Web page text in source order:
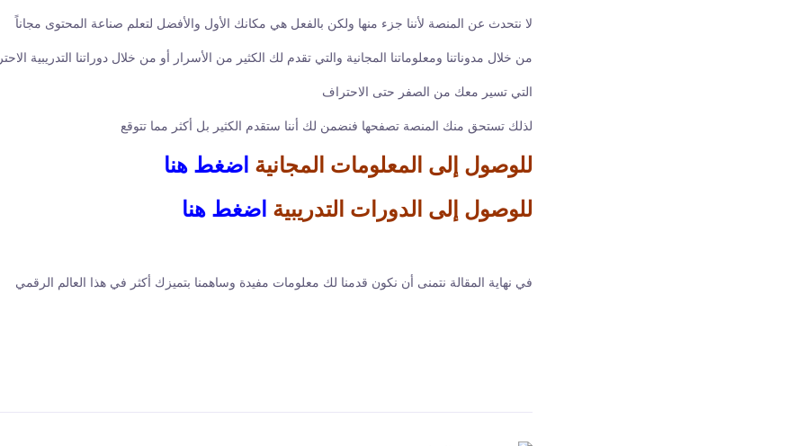
لا نتحدث عن المنصة لأننا جزء منها ولكن بالفعل هي مكانك الأول والأفضل لتعلم صناعة المحتوى مجاناً
من خلال مدوناتنا ومعلوماتنا المجانية والتي تقدم لك الكثير من الأسرار أو من خلال دوراتنا التدريبية
التي تسير معك من الصفر حتى الاحتراف
لذلك تستحق منك المنصة تصفحها فنضمن لك أننا ستقدم الكثير بل أكثر مما تتوقع
للوصول إلى المعلومات المجانية اضغط هنا
للوصول إلى الدورات التدريبية اضغط هنا
في نهاية المقالة نتمنى أن نكون قدمنا لك معلومات مفيدة وساهمنا بتميزك أكثر في هذا العالم الرقمي